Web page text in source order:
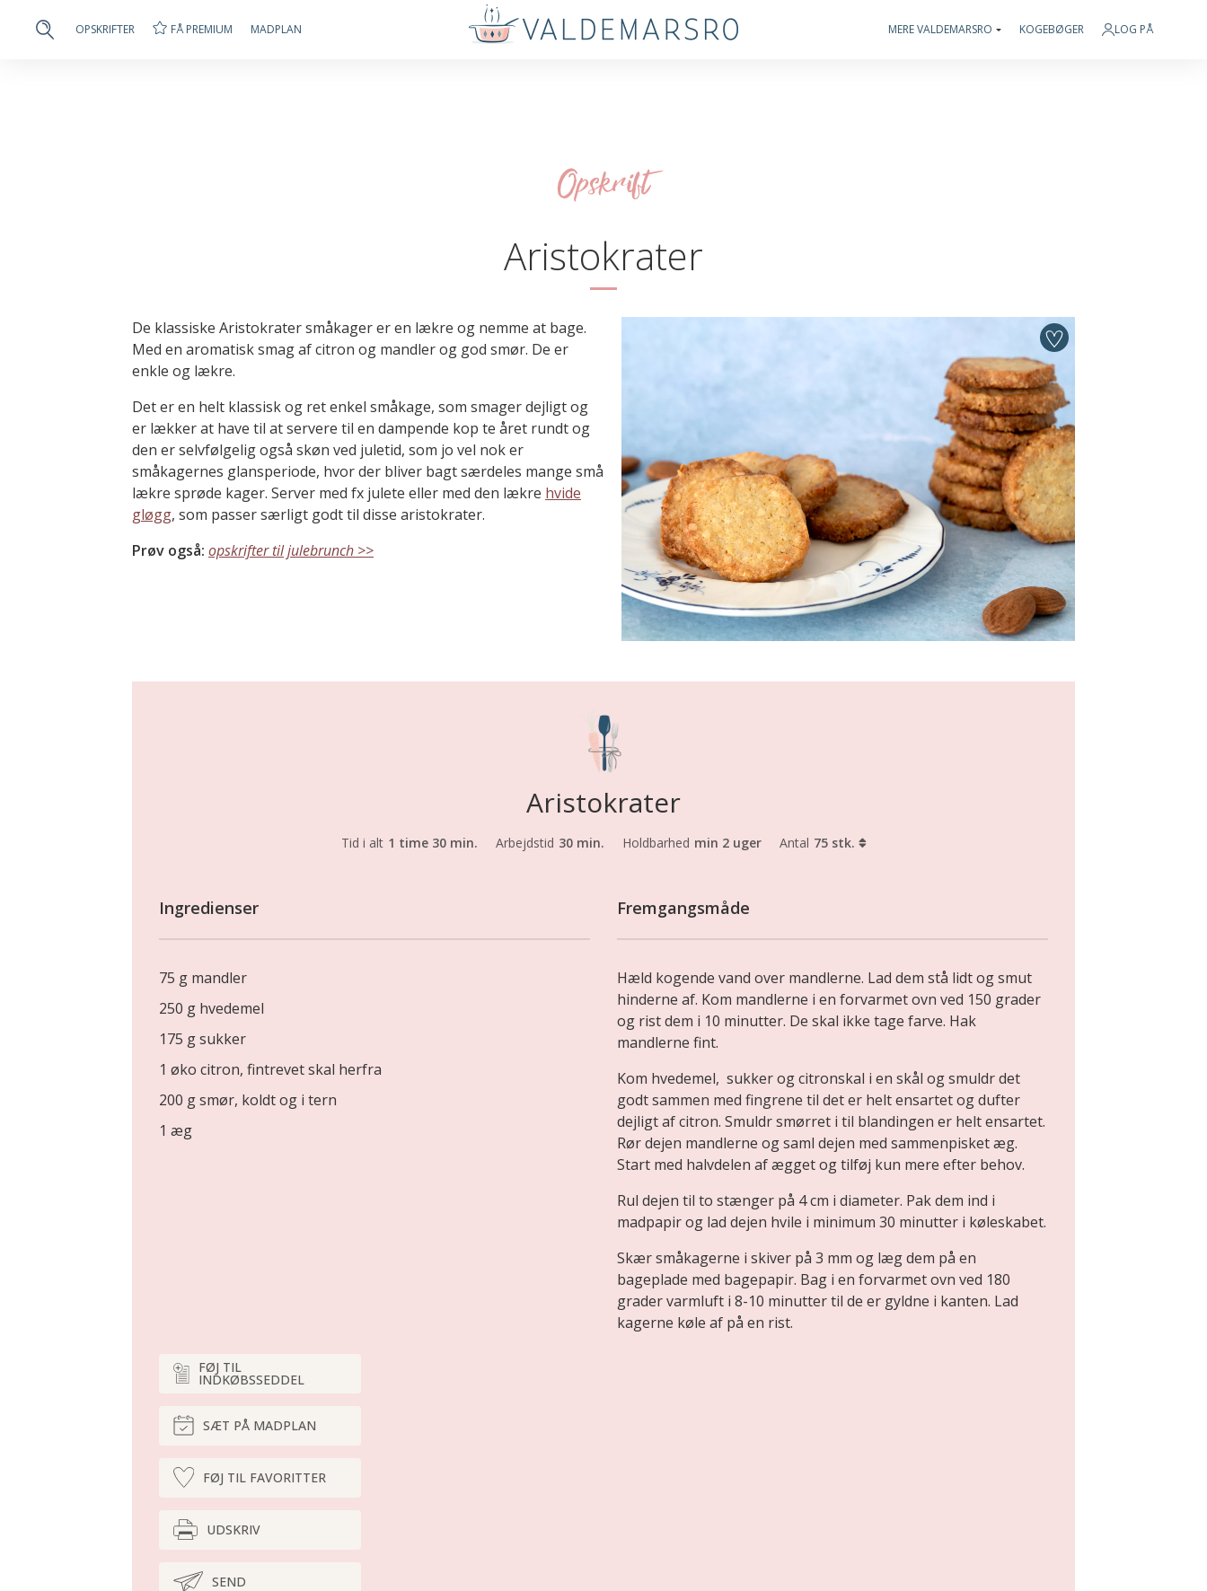
OPSKRIFTER FÅ PREMIUM MADPLAN MERE VALDEMARSRO KOGEBØGER LOG PÅ
Opskrift
Aristokrater
De klassiske Aristokrater småkager er en lækre og nemme at bage.
Med en aromatisk smag af citron og mandler og god smør. De er
enkle og lækre.
Det er en helt klassisk og ret enkel småkage, som smager dejligt og
er lækker at have til at servere til en dampende kop te året rundt og
den er selvfølgelig også skøn ved juletid, som jo vel nok er
småkagernes glansperiode, hvor der bliver bagt særdeles mange små
lækre sprøde kager. Server med fx julete eller med den lækre hvide
gløgg, som passer særligt godt til disse aristokrater.
Prøv også: opskrifter til julebrunch >>
Aristokrater
Tid i alt 1 time 30 min. Arbejdstid 30 min. Holdbarhed min 2 uger Antal 75 stk.
Ingredienser
75 g mandler
250 g hvedemel
175 g sukker
1 øko citron, fintrevet skal herfra
200 g smør, koldt og i tern
1 æg
Fremgangsmåde
Hæld kogende vand over mandlerne. Lad dem stå lidt og smut
hinderne af. Kom mandlerne i en forvarmet ovn ved 150 grader
og rist dem i 10 minutter. De skal ikke tage farve. Hak
mandlerne fint.
Kom hvedemel, sukker og citronskal i en skål og smuldr det
godt sammen med fingrene til det er helt ensartet og dufter
dejligt af citron. Smuldr smørret i til blandingen er helt ensartet.
Rør dejen mandlerne og saml dejen med sammenpisket æg.
Start med halvdelen af ægget og tilføj kun mere efter behov.
Rul dejen til to stænger på 4 cm i diameter. Pak dem ind i
madpapir og lad dejen hvile i minimum 30 minutter i køleskabet.
Skær småkagerne i skiver på 3 mm og læg dem på en
bageplade med bagepapir. Bag i en forvarmet ovn ved 180
grader varmluft i 8-10 minutter til de er gyldne i kanten. Lad
kagerne køle af på en rist.
FØJ TIL
INDKØBSSEDDEL
SÆT PÅ MADPLAN
FØJ TIL FAVORITTER
UDSKRIV
SEND